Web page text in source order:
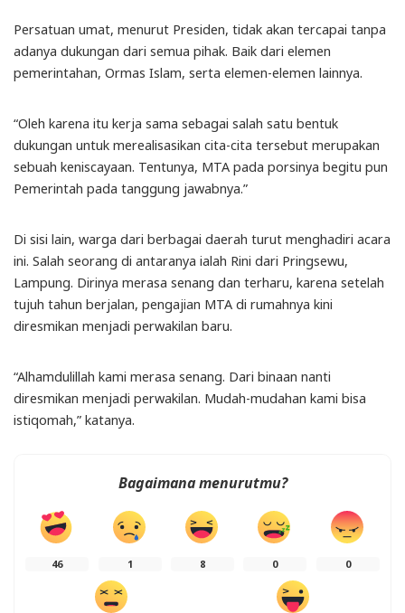
Persatuan umat, menurut Presiden, tidak akan tercapai tanpa
adanya dukungan dari semua pihak. Baik dari elemen
pemerintahan, Ormas Islam, serta elemen-elemen lainnya.
“Oleh karena itu kerja sama sebagai salah satu bentuk
dukungan untuk merealisasikan cita-cita tersebut merupakan
sebuah keniscayaan. Tentunya, MTA pada porsinya begitu pun
Pemerintah pada tanggung jawabnya.”
Di sisi lain, warga dari berbagai daerah turut menghadiri acara
ini. Salah seorang di antaranya ialah Rini dari Pringsewu,
Lampung. Dirinya merasa senang dan terharu, karena setelah
tujuh tahun berjalan, pengajian MTA di rumahnya kini
diresmikan menjadi perwakilan baru.
“Alhamdulillah kami merasa senang. Dari binaan nanti
diresmikan menjadi perwakilan. Mudah-mudahan kami bisa
istiqomah,” katanya.
Bagaimana menurutmu?
46 1 8 0 0